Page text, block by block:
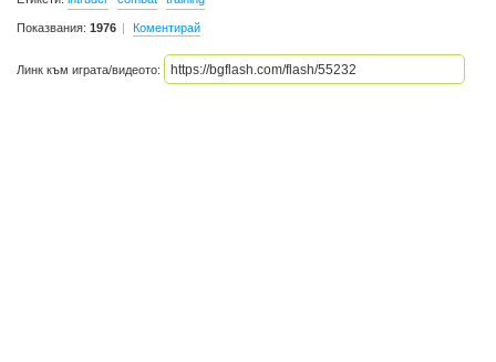
Показвания: 1976 Коментирай
Линк към играта/видеото: